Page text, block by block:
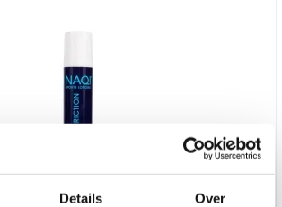
Details Over